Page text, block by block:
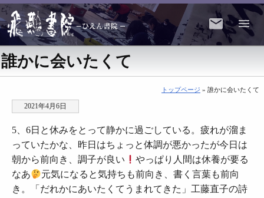
誰かに会いたくて
トップページ » 誰かに会いたくて
2021年4月6日
5、6日と休みをとって静かに過ごしている。疲れが溜ま
っていたかな、昨日はちょっと体調が悪かったが今日は
朝から前向き、調子が良い
やっぱり人間は休養が要る
なあ
元気になると気持ちも前向き、書く言葉も前向
き。「だれかにあいたくてうまれてきた」工藤直子の詩